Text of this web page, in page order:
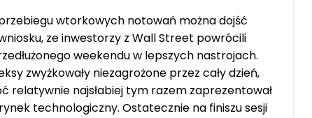
wtorkowych notowań można dojść
ze inwestorzy z Wall Street powrócili
weekendu w lepszych nastrojach.
zwyżkowały niezagrożone przez cały dzień,
relatywnie najsłabiej tym razem zaprezentował
technologiczny. Ostatecznie na finiszu sesji